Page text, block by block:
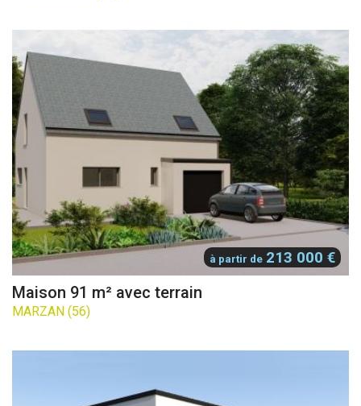
à partir de 213 000 €
Maison 91 m² avec terrain
MARZAN (56)